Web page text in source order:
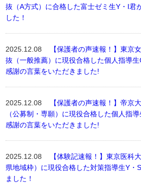
抜（A方式）に合格した富士ゼミ生Y・I君
した！
2025.12.08
【保護者の声速報！】東京
抜（一般推薦）に現役合格した個人指導
感謝の言葉をいただきました!
2025.12.08
【保護者の声速報！】帝京
（公募制・専願）に現役合格した個人指
感謝の言葉をいただきました!
2025.12.08
【体験記速報！】東京医科
県地域枠）に現役合格した対策指導生Y・
ました！